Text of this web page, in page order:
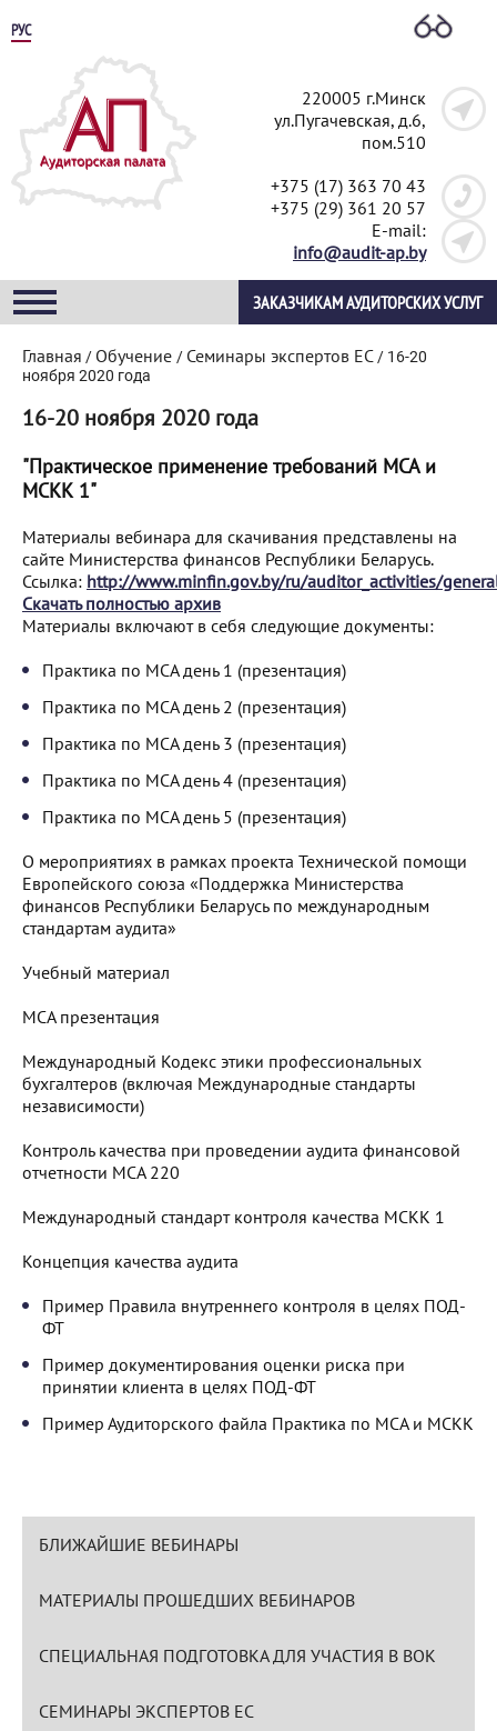
РУС
220005 г.Минск
ул.Пугачевская, д.6,
пом.510
+375 (17) 363 70 43
+375 (29) 361 20 57
E-mail:
info@audit-ap.by
ЗАКАЗЧИКАМ АУДИТОРСКИХ УСЛУГ
Главная / Обучение / Семинары экспертов ЕС / 16-20
ноября 2020 года
16-20 ноября 2020 года
"Практическое применение требований МСА и
МСКК 1"
Материалы вебинара для скачивания представлены на
сайте Министерства финансов Республики Беларусь.
Ссылка: http://www.minfin.gov.by/ru/auditor_activities/
Скачать полностью архив
Материалы включают в себя следующие документы:
Практика по МСА день 1 (презентация)
Практика по МСА день 2 (презентация)
Практика по МСА день 3 (презентация)
Практика по МСА день 4 (презентация)
Практика по МСА день 5 (презентация)
О мероприятиях в рамках проекта Технической помощи
Европейского союза «Поддержка Министерства
финансов Республики Беларусь по международным
стандартам аудита»
Учебный материал
МСА презентация
Международный Кодекс этики профессиональных
бухгалтеров (включая Международные стандарты
независимости)
Контроль качества при проведении аудита финансовой
отчетности MCA 220
Международный стандарт контроля качества MCКК 1
Концепция качества аудита
Пример Правила внутреннего контроля в целях ПОД-
ФТ
Пример документирования оценки риска при
принятии клиента в целях ПОД-ФТ
Пример Аудиторского файла Практика по МСА и МСКК
БЛИЖАЙШИЕ ВЕБИНАРЫ
МАТЕРИАЛЫ ПРОШЕДШИХ ВЕБИНАРОВ
СПЕЦИАЛЬНАЯ ПОДГОТОВКА ДЛЯ УЧАСТИЯ В ВОК
СЕМИНАРЫ ЭКСПЕРТОВ ЕС